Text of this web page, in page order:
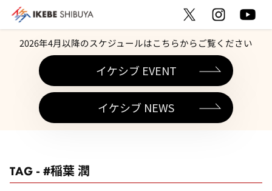
2026年4月以降のスケジュールはこちらからご覧ください
イケシブ EVENT
イケシブ NEWS
TAG - #稲葉 潤